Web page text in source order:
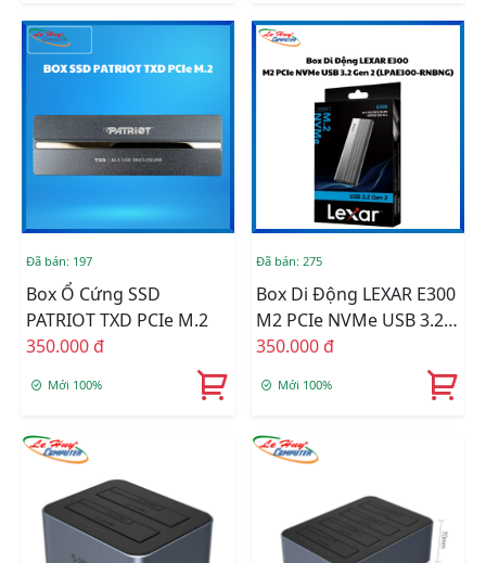
Đã bán: 197
Box Ổ Cứng SSD
PATRIOT TXD PCIe M.2
350.000 đ
Mới 100%
Đã bán: 275
Box Di Động LEXAR E300
M2 PCIe NVMe USB 3.2
Gen 2 LPAE300-RNBNG
350.000 đ
Mới 100%